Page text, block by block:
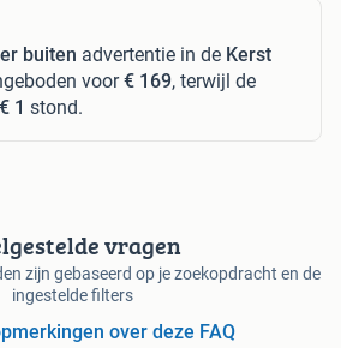
buiten advertentie in de Kerst
voor€ 169, terwijl de
€ 1 stond.
vragen
zijn gebaseerd op je zoekopdracht en de
ingestelde filters
over deze FAQ